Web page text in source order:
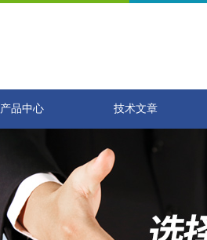
产品中心 技术文章